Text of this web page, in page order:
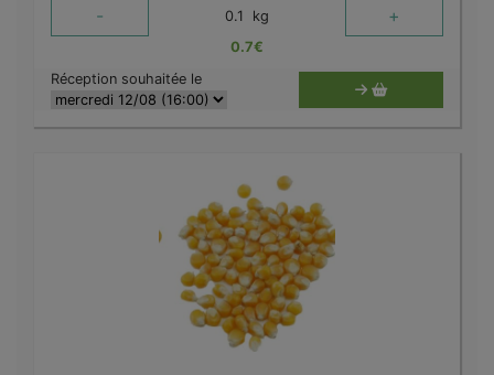
- 0.1 kg +
0.7€
Réception souhaitée le